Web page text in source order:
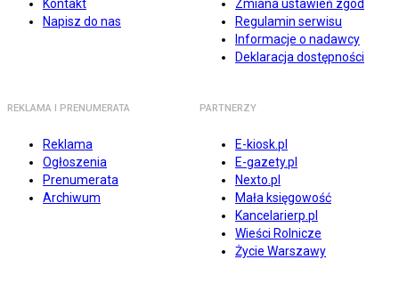
Kontakt
Napisz do nas
Zmiana ustawień zgód
Regulamin serwisu
Informacje o nadawcy
Deklaracja dostępności
REKLAMA I PRENUMERATA
Reklama
Ogłoszenia
Prenumerata
Archiwum
PARTNERZY
E-kiosk.pl
E-gazety.pl
Nexto.pl
Mała księgowość
Kancelarierp.pl
Wieści Rolnicze
Życie Warszawy